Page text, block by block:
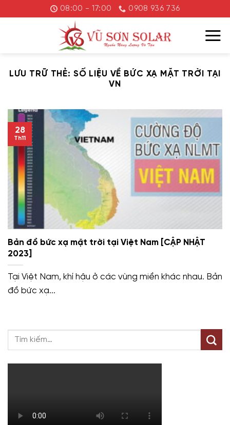
đến
08:00 - 17:00 0908 936 736
LƯU TRỮ THẺ: SỐ LIỆU VỀ BỨC XẠ MẶT TRỜI TẠI
VN
Bản đồ bức xạ mặt trời tại Việt Nam [CẬP NHẬT
2023]
Tại Việt Nam, khí hậu ở các vùng miền khác nhau. Bản
đồ bức xạ...
28
Th11